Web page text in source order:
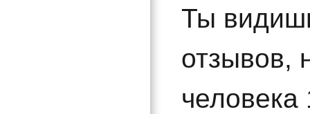
Ты
отзывов,
человека